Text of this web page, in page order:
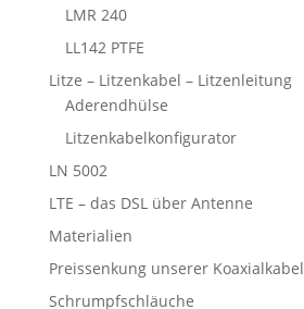
LMR 240
LL142 PTFE
Litze – Litzenkabel – Litzenleitung
Aderendhülse
Litzenkabelkonfigurator
LN 5002
LTE – das DSL über Antenne
Materialien
Preissenkung unserer Koaxialkabel
Schrumpfschläuche